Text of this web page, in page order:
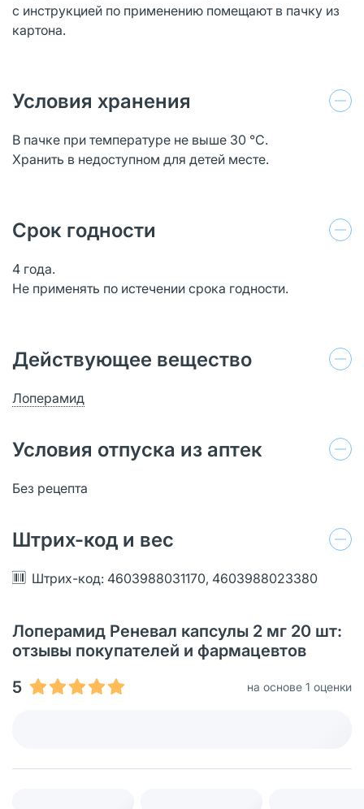
с инструкцией по применению помещают в пачку из
картона.
Условия хранения
В пачке при температуре не выше 30 °С.
Хранить в недоступном для детей месте.
Срок годности
4 года.
Не применять по истечении срока годности.
Действующее вещество
Лоперамид
Условия отпуска из аптек
Без рецепта
Штрих-код и вес
Штрих-код: 4603988031170, 4603988023380
Лоперамид Реневал капсулы 2 мг 20 шт:
отзывы покупателей и фармацевтов
5
на основе 1 оценки